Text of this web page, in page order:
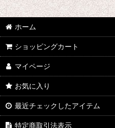
ホーム
ショッピングカート
マイページ
お気に入り
最近チェックしたアイテム
特定商取引法表示